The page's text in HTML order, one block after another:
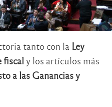
tanto con la Ley
fiscal y los artículos más
a las Ganancias y